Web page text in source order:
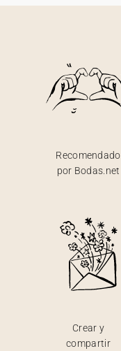
Recomendado
por Bodas.net
Crear y
compartir